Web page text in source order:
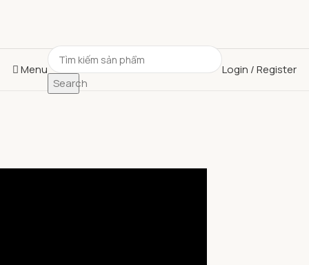
Menu
Search
Login / Register